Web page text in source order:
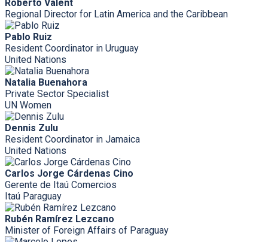
Roberto Valent
Regional Director for Latin America and the Caribbean
Pablo Ruiz
Resident Coordinator in Uruguay
United Nations
Natalia Buenahora
Private Sector Specialist
UN Women
Dennis Zulu
Resident Coordinator in Jamaica
United Nations
Carlos Jorge Cárdenas Cino
Gerente de Itaú Comercios
Itaú Paraguay
Rubén Ramírez Lezcano
Minister of Foreign Affairs of Paraguay